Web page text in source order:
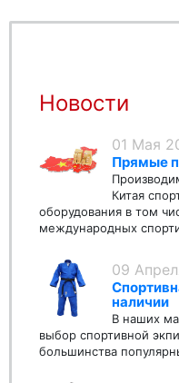
Новости
01 Мая
Прямые
Китая
оборудования в том
международных
09
наличии
В наших
выбор спортивной
большинства